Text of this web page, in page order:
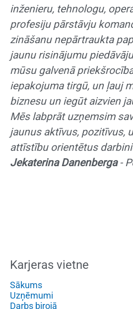
inženieru, tehnologu,
profesiju pārstāvju
zināšanu nepārtraukta
jaunu risinājumu
mūsu galvenā
iepakojuma tirgū, un ļauj
biznesu un iegūt aizvien
Mēs labprāt uzņemsim
jaunus aktīvus, pozitīvus,
attīstību orientētus
Jekaterina Danenberga -
Karjeras vietne
Sākums
Uzņēmumi
Darbs birojā